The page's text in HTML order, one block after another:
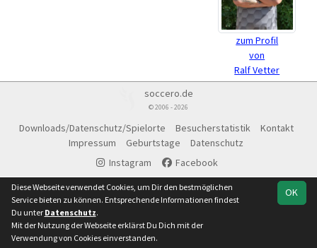
zum Profil
von
Ralf Vetter
soccero.de
© 2006 - 2026
Downloads/Datenschutz/Spielorte Besucherstatistik
Kontakt
Impressum
Geburtstage
Datenschutz
Instagram
Facebook
OK
Diese Webseite verwendet Cookies, um Dir den bestmöglichen
Service bieten zu können. Entsprechende Informationen findest
Du unter Datenschutz.
Mit der Nutzung der Webseite erklärst Du Dich mit der
Verwendung von Cookies einverstanden.